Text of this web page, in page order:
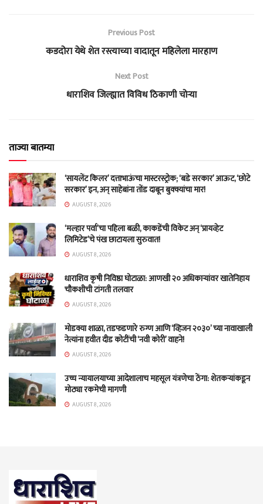
Previous Post
कडदोरा येथे शेत रस्त्याच्या वादातून महिलेला मारहाण
Next Post
धाराशिव जिल्ह्यात विविध ठिकाणी चोऱ्या
ताज्या बातम्या
‘सायलेंट किलर’ दत्ताभाऊंचा मास्टरस्ट्रोक; ‘बडे सरकार’ आऊट, ‘छोटे
सरकार’ इन, अन् साहेबांना तोंड दाबून बुक्क्यांचा मार!
AUGUST 8, 2026
‘मल्हार पर्वा’चा पहिला बळी, काकडेंची विकेट अन् ‘प्रायव्हेट
लिमिटेड’चे पंख छाटायला सुरुवात!
AUGUST 8, 2026
धाराशिव कृषी निविष्ठा घोटाळा: आणखी २० अधिकाऱ्यांवर खातेनिहाय
चौकशीची टांगती तलवार
AUGUST 8, 2026
मोडक्या शाळा, तडफडणारे रुग्ण आणि ‘व्हिजन २०३०’ च्या नावाखाली
नेत्यांना हवीत दीड कोटींची ‘नवी कोरी’ वाहने!
AUGUST 8, 2026
उच्च न्यायालयाच्या आदेशालाच महसूल यंत्रणेचा ठेंगा: शेतकऱ्यांकडून
मोठ्या रकमेची मागणी
AUGUST 8, 2026